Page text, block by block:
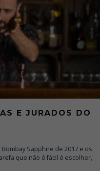
E JURADOS DO
Sapphire de 2017 e os
que não é fácil é escolher,